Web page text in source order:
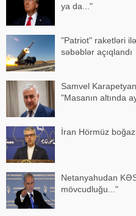
ya da..."
"Patriot" raketləri
səbəblər açıqlandı
Samvel
"Masanın altında
İran Hörmüz
Netanyahudan
mövcudluğu..."